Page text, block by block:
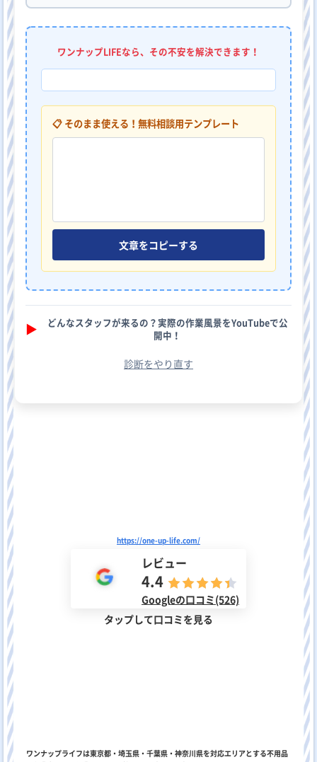
ワンナップLIFEなら、その不安を解決できます！
📋 そのまま使える！無料相談用テンプレート
文章をコピーする
▶︎
どんなスタッフが来るの？実際の作業風景をYouTubeで公
開中！
診断をやり直す
https://one-up-life.com/
レビュー
4.4
Googleの口コミ(526)
タップして口コミを見る
ワンナップライフは東京都・埼玉県・千葉県・神奈川県を対応エリアとする不用品